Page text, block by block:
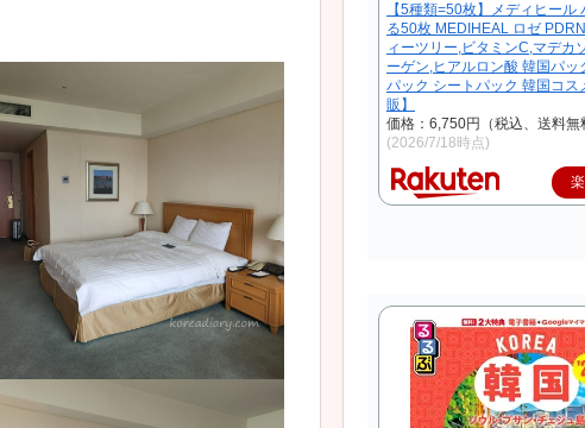
【5種類=50枚】メディヒー
る50枚 MEDIHEAL ロゼ
ィーツリー,ビタミンC,マデカ
ーゲン,ヒアルロン酸 韓国パッ
パック シートパック 韓国コス
販】
価格：6,750円（税込、送料無
(2026/7/18時点)